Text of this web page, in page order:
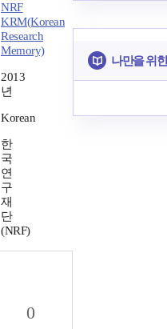
NRF
KRM(Korean
Research
Memory)
2013
년
Korean
한
국
연
구
재
단
(NRF)
0
나만을 위